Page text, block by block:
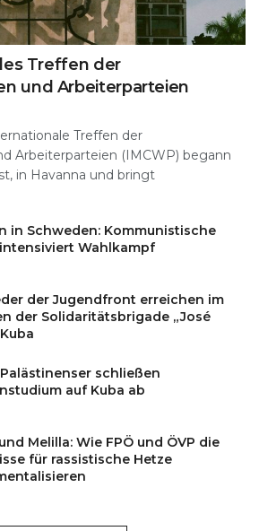
Treffen der
und Arbeiterparteien
Treffen der
Arbeiterparteien (IMCWP) begann
in Havanna und bringt
in Schweden: Kommunistische
Wahlkampf
der Jugendfront erreichen im
der Solidaritätsbrigade „José
schließen
auf Kuba ab
Melilla: Wie FPÖ und ÖVP die
für rassistische Hetze